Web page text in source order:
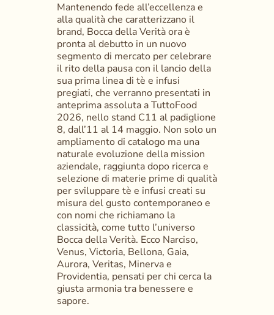
Mantenendo fede all’eccellenza e
alla qualità che caratterizzano il
brand, Bocca della Verità ora è
pronta al debutto in un nuovo
segmento di mercato per celebrare
il rito della pausa con il lancio della
sua prima linea di tè e infusi
pregiati, che verranno presentati in
anteprima assoluta a TuttoFood
2026, nello stand C11 al padiglione
8, dall’11 al 14 maggio. Non solo un
ampliamento di catalogo ma una
naturale evoluzione della mission
aziendale, raggiunta dopo ricerca e
selezione di materie prime di qualità
per sviluppare tè e infusi creati su
misura del gusto contemporaneo e
con nomi che richiamano la
classicità, come tutto l’universo
Bocca della Verità. Ecco Narciso,
Venus, Victoria, Bellona, Gaia,
Aurora, Veritas, Minerva e
Providentia, pensati per chi cerca la
giusta armonia tra benessere e
sapore.